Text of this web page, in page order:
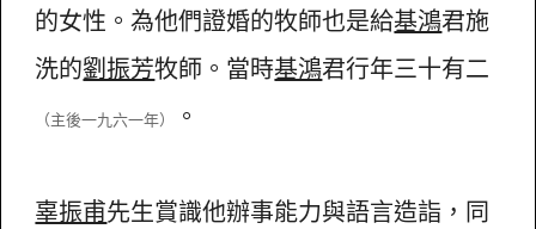
的女性。為他們證婚的牧師也是給基鴻君施
洗的劉振芳牧師。當時基鴻君行年三十有二
（主後一九六一年） 。
辜振甫先生賞識他辦事能力與語言造詣，同